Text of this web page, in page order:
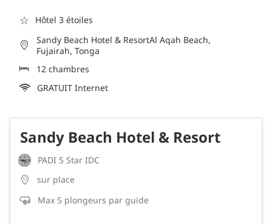
☆
Hôtel 3 étoiles
Sandy Beach Hotel & ResortAl Aqah Beach,
Fujairah, Tonga
12 chambres
GRATUIT Internet
Sandy Beach Hotel & Resort
PADI 5 Star IDC
sur place
Max 5 plongeurs par guide